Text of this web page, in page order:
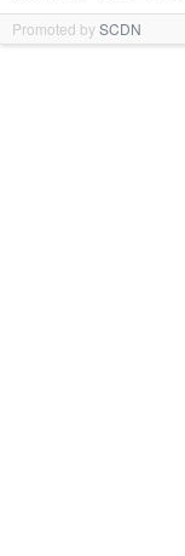
Promoted bySCDN